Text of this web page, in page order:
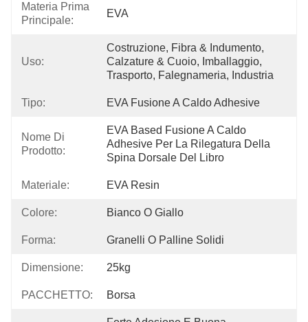
Materia Prima
Principale:
EVA
Uso:
Costruzione, Fibra & Indumento,
Calzature & Cuoio, Imballaggio,
Trasporto, Falegnameria, Industria
Tipo: EVA Fusione A Caldo Adhesive
Nome Di
Prodotto:
EVA Based Fusione A Caldo
Adhesive Per La Rilegatura Della
Spina Dorsale Del Libro
Materiale: EVA Resin
Colore: Bianco O Giallo
Forma: Granelli O Palline Solidi
Dimensione: 25kg
PACCHETTO: Borsa